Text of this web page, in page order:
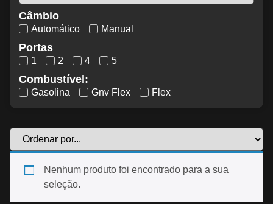
Câmbio
Automático Manual
Portas
1 2 4 5
Combustível:
Gasolina Gnv Flex Flex
Nenhum produto foi encontrado para a sua
seleção.